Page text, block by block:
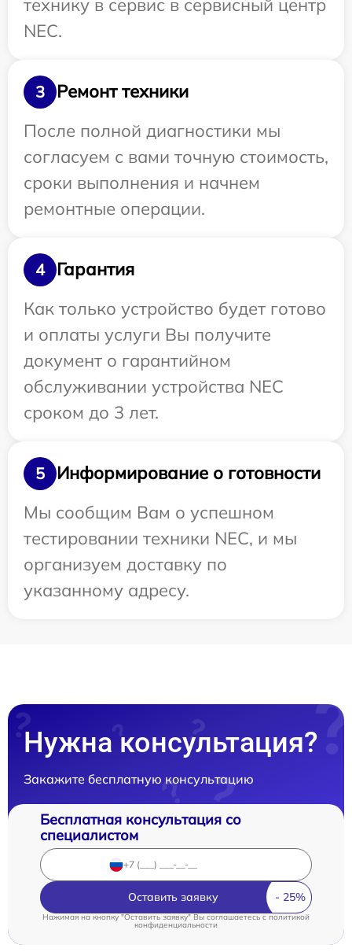
NEC.
3
Ремонт техники
После полной диагностики мы
согласуем с вами точную стоимость,
сроки выполнения и начнем
ремонтные операции.
4
Гарантия
Как только устройство будет готово
и оплаты услуги Вы получите
документ о гарантийном
обслуживании устройства NEC
сроком до 3 лет.
5
Информирование о готовности
Мы сообщим Вам о успешном
тестировании техники NEC, и мы
организуем доставку по
указанному адресу.
Нужна консультация?
Закажите бесплатную консультацию
Бесплатная консультация со
специалистом
Оставить заявку
Нажимая на кнопку "Оставить заявку" Вы соглашаетесь cполитикой
конфиденциальности